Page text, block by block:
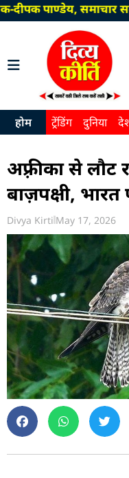
पाण्डेय, समाचार
होम ट्रेंडिंग दुनिया
अफ़्रीका से लौट
बाज़पक्षी,
Divya Kirti May 17, 2026